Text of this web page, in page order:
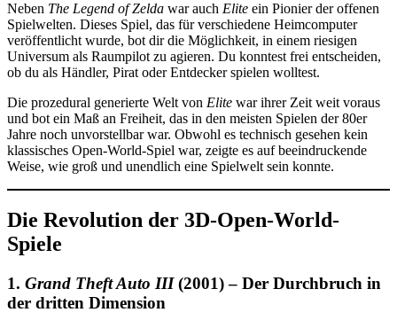
Neben The Legend of Zelda war auch Elite ein Pionier der offenen
Spielwelten. Dieses Spiel, das für verschiedene Heimcomputer
veröffentlicht wurde, bot dir die Möglichkeit, in einem riesigen
Universum als Raumpilot zu agieren. Du konntest frei entscheiden,
ob du als Händler, Pirat oder Entdecker spielen wolltest.
Die prozedural generierte Welt von Elite war ihrer Zeit weit voraus
und bot ein Maß an Freiheit, das in den meisten Spielen der 80er
Jahre noch unvorstellbar war. Obwohl es technisch gesehen kein
klassisches Open-World-Spiel war, zeigte es auf beeindruckende
Weise, wie groß und unendlich eine Spielwelt sein konnte.
Die Revolution der 3D-Open-World-
Spiele
1. Grand Theft Auto III(2001) – Der Durchbruch in
der dritten Dimension